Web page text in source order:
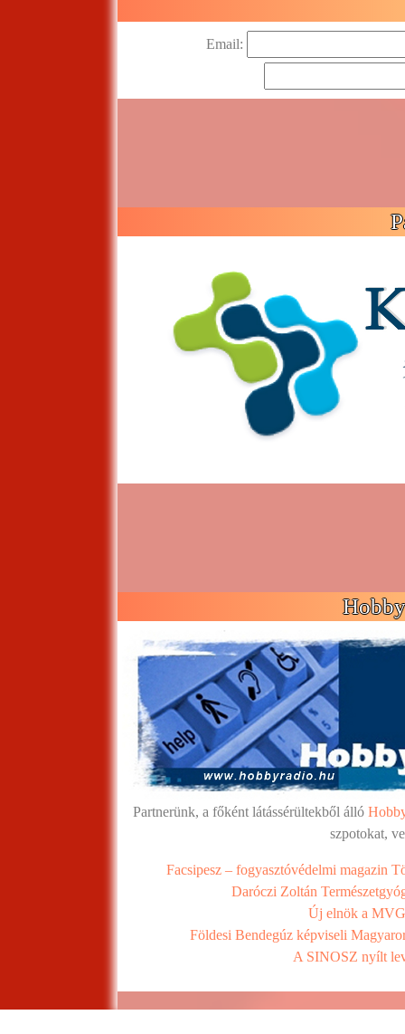
Email:
Partnerünk, a főként látássérültekből álló
szpotokat,
Facsipesz – fogyasztóvédelmi magazin
Daróczi Zoltán
Új elnök a
Földesi Bendegúz képviseli
A SINOSZ nyílt